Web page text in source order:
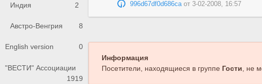
Индия
2
Австро-Венгрия 8
English version 0
"ВЕСТИ" Ассоциации
1919
996d67df0d686caот 3-02-2008, 16:57
Информация
Посетители, находящиеся в группе Гости, не